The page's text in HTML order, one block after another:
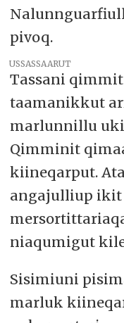
pivoq.
USSASSAARUT
Tassani
taamanikkut
marlunnillu
Qimminit
kiineqarput.
angajulliup
niaqumigut
Sisimiuni
marluk